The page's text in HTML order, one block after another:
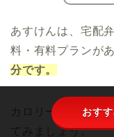
あすけんは、宅配
料・有料プランが
分です。
カロリー管理をす
てみましょう。
おす